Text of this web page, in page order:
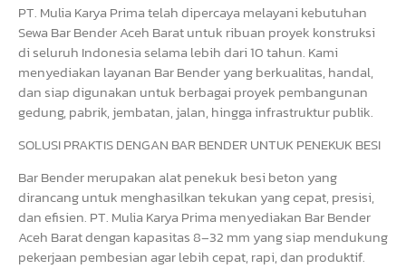
PT. Mulia Karya Prima telah dipercaya melayani kebutuhan
Sewa Bar Bender Aceh Barat untuk ribuan proyek konstruksi
di seluruh Indonesia selama lebih dari 10 tahun. Kami
menyediakan layanan Bar Bender yang berkualitas, handal,
dan siap digunakan untuk berbagai proyek pembangunan
gedung, pabrik, jembatan, jalan, hingga infrastruktur publik.
SOLUSI PRAKTIS DENGAN BAR BENDER UNTUK PENEKUK BESI
Bar Bender merupakan alat penekuk besi beton yang
dirancang untuk menghasilkan tekukan yang cepat, presisi,
dan efisien. PT. Mulia Karya Prima menyediakan Bar Bender
Aceh Barat dengan kapasitas 8–32 mm yang siap mendukung
pekerjaan pembesian agar lebih cepat, rapi, dan produktif.